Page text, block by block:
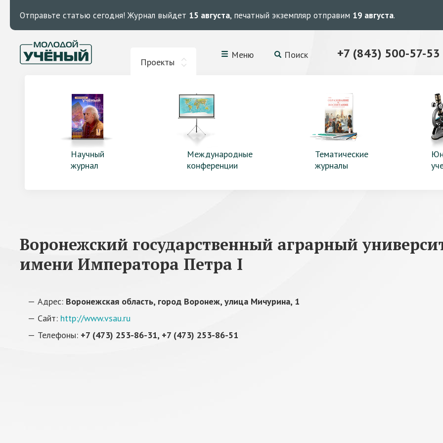
Отправьте статью сегодня! Журнал выйдет 15 августа, печатный экземпляр отправим 19 августа.
Проекты
Меню Поиск +7 (843) 500-57-53
Научный
журнал
Международные
конференции
Тематические
журналы
Воронежский государственный аграрный
имени Императора Петра I
Адрес: Воронежская область, город Воронеж, улица Мичурина, 1
Сайт: http://www.vsau.ru
Телефоны: +7 (473) 253-86-31, +7 (473) 253-86-51